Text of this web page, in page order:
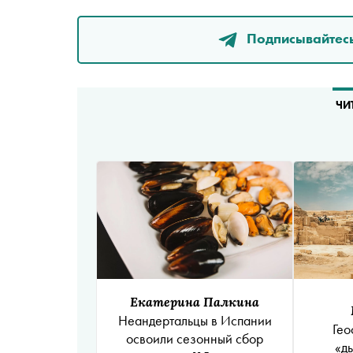
Екатерина Палкина
Неандертальцы в Испании
освоили сезонный сбор